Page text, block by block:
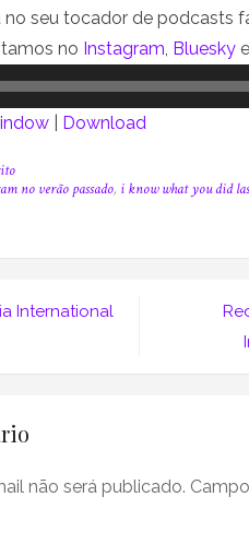
no seu tocador de podcasts
no Instagram Bluesky
Download
no verão passado, i know what you did
International
não será publicado.